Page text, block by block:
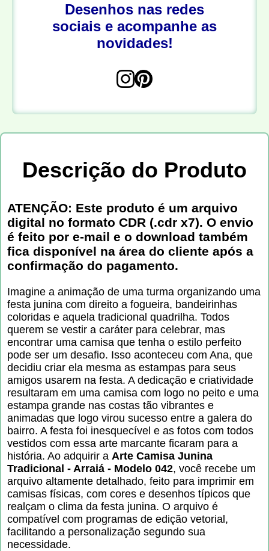
Desenhos nas redes
sociais e acompanhe as
novidades!
Descrição do Produto
ATENÇÃO: Este produto é um arquivo
digital no formato CDR (.cdr x7). O envio
é feito por e-mail e o download também
fica disponível na área do cliente após a
confirmação do pagamento.
Imagine a animação de uma turma organizando uma
festa junina com direito a fogueira, bandeirinhas
coloridas e aquela tradicional quadrilha. Todos
querem se vestir a caráter para celebrar, mas
encontrar uma camisa que tenha o estilo perfeito
pode ser um desafio. Isso aconteceu com Ana, que
decidiu criar ela mesma as estampas para seus
amigos usarem na festa. A dedicação e criatividade
resultaram em uma camisa com logo no peito e uma
estampa grande nas costas tão vibrantes e
animadas que logo virou sucesso entre a galera do
bairro. A festa foi inesquecível e as fotos com todos
vestidos com essa arte marcante ficaram para a
história. Ao adquirir a Arte Camisa Junina
Tradicional - Arraiá - Modelo 042, você recebe um
arquivo altamente detalhado, feito para imprimir em
camisas físicas, com cores e desenhos típicos que
realçam o clima da festa junina. O arquivo é
compatível com programas de edição vetorial,
facilitando a personalização segundo sua
necessidade.